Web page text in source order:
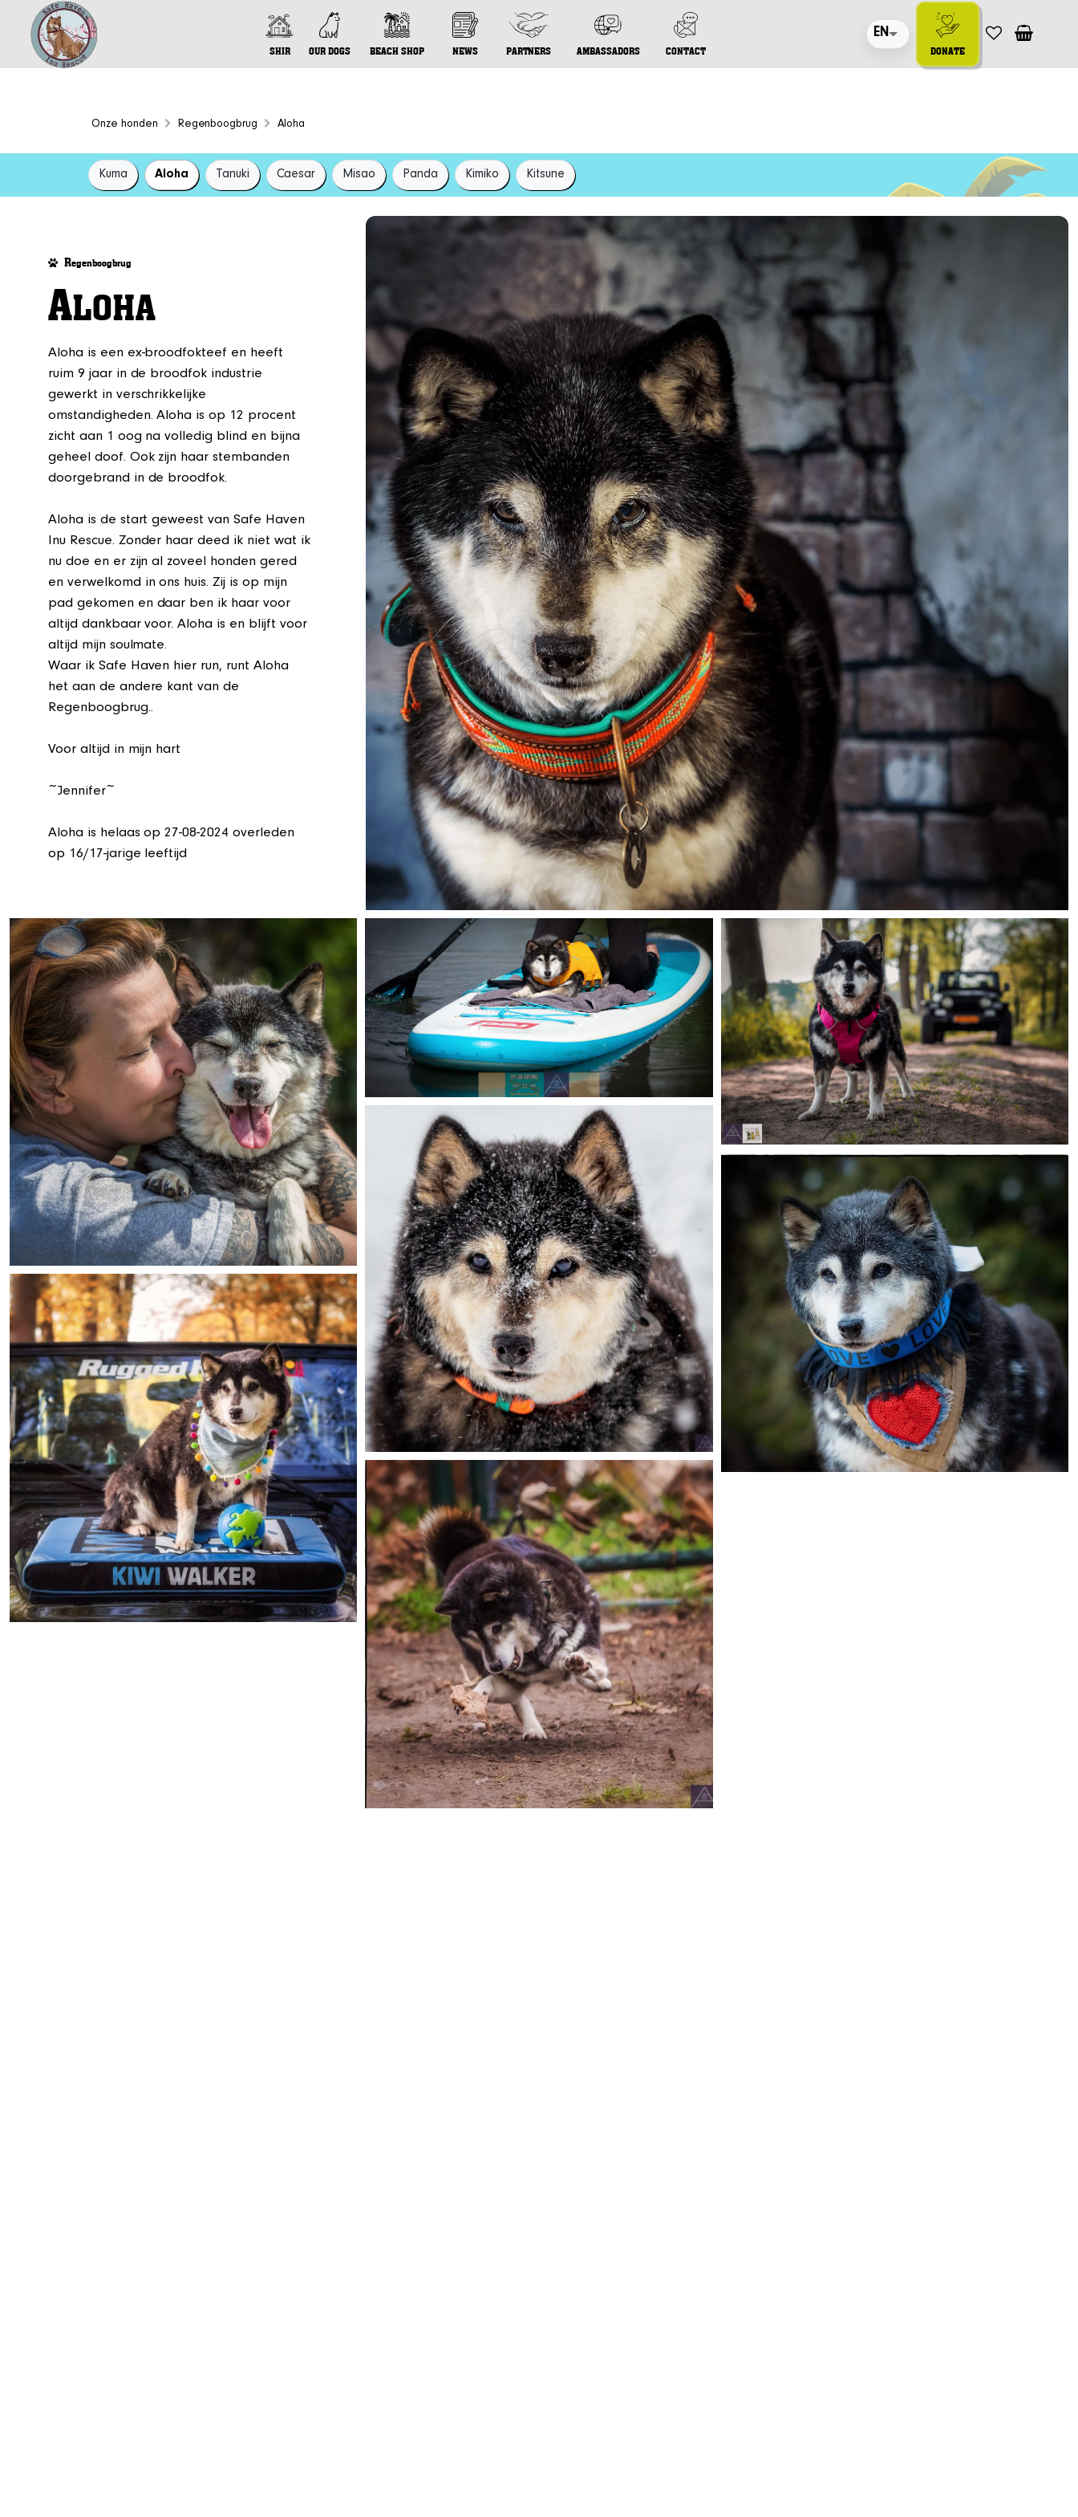
SHIR OUR DOGS BEACH SHOP NEWS PARTNERS AMBASSADORS CONTACT
EN
DONATE
Onze honden Regenboogbrug Aloha
Kuma Aloha Tanuki Caesar Misao Panda Kimiko Kitsune
Regenboogbrug
ALOHA
Aloha is een ex-broodfokteef en heeft
ruim 9 jaar in de broodfok industrie
gewerkt in verschrikkelijke
omstandigheden. Aloha is op 12 procent
zicht aan 1 oog na volledig blind en bijna
geheel doof. Ook zijn haar stembanden
doorgebrand in de broodfok.
Aloha is de start geweest van Safe Haven
Inu Rescue. Zonder haar deed ik niet wat ik
nu doe en er zijn al zoveel honden gered
en verwelkomd in ons huis. Zij is op mijn
pad gekomen en daar ben ik haar voor
altijd dankbaar voor. Aloha is en blijft voor
altijd mijn soulmate.
Waar ik Safe Haven hier run, runt Aloha
het aan de andere kant van de
Regenboogbrug..
Voor altijd in mijn hart
~Jennifer~
Aloha is helaas op 27-08-2024 overleden
op 16/17-jarige leeftijd